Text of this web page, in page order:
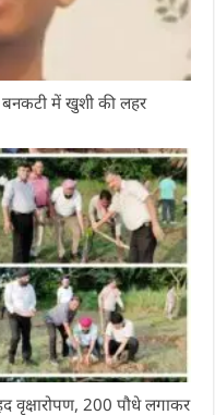
बनकटी में खुशी की लहर
वृक्षारोपण, 200 पौधे लगाकर